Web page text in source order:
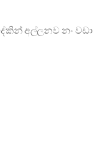
අල්ලනව නං වඩා